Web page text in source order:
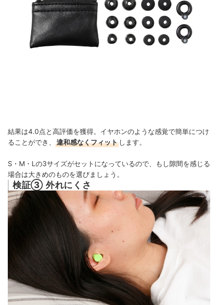
結果は4.0点と高評価を獲得。イヤホンのような感覚で簡単につけ
ることができ、
違和感なくフィット します。
S・M・Lの3サイズがセットになっているので、もし隙間を感じる
場合は大きめのものを選びましょう。
検証③ 外れにくさ